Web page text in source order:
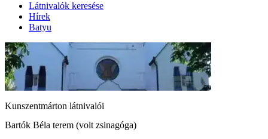
Látnivalók keresése
Hírek
Batyu
Kunszentmárton látnivalói
Bartók Béla terem (volt zsinagóga)